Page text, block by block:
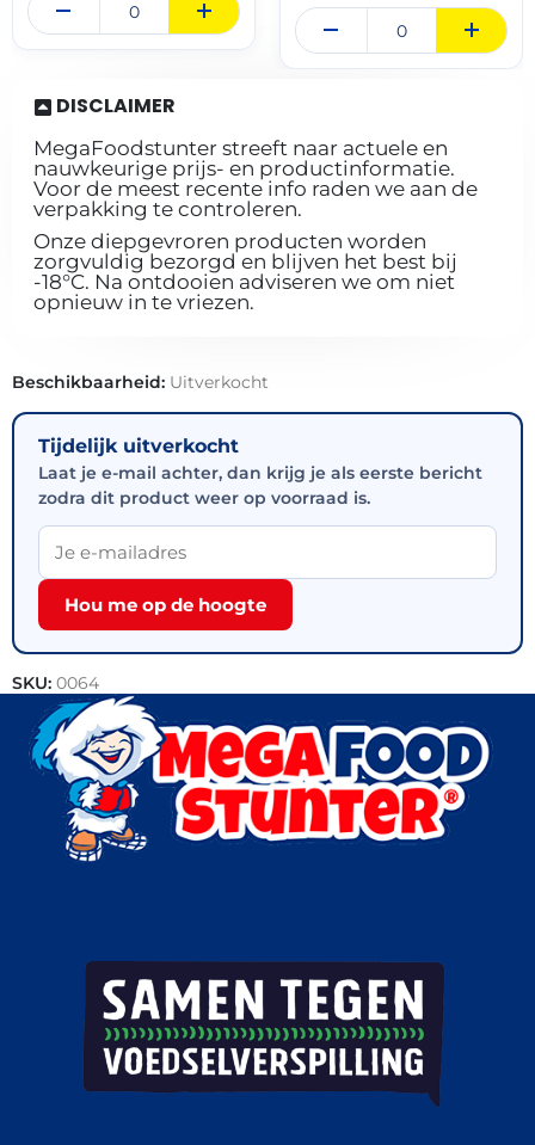
DISCLAIMER
MegaFoodstunter streeft naar actuele en
nauwkeurige prijs- en productinformatie.
Voor de meest recente info raden we aan de
verpakking te controleren.
Onze diepgevroren producten worden
zorgvuldig bezorgd en blijven het best bij
-18°C. Na ontdooien adviseren we om niet
opnieuw in te vriezen.
Beschikbaarheid: Uitverkocht
Tijdelijk uitverkocht
Laat je e-mail achter, dan krijg je als eerste bericht
zodra dit product weer op voorraad is.
Hou me op de hoogte
SKU: 0064
Categorie: Outlet